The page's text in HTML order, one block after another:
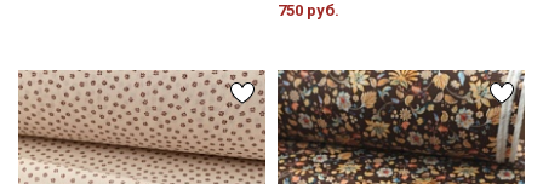
750 руб.